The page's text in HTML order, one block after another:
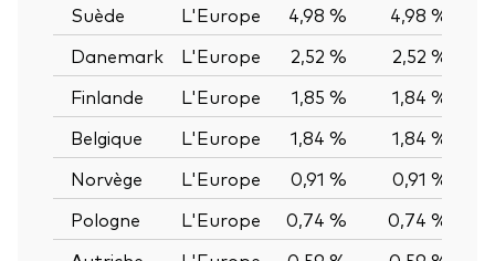
Suède
L'Europe 4,98 % 4,98 %
Danemark
L'Europe 2,52 % 2,52 %
Finlande
L'Europe 1,85 % 1,84 %
Belgique
L'Europe 1,84 % 1,84 %
Norvège
L'Europe 0,91 % 0,91 %
Pologne
L'Europe 0,74 % 0,74 %